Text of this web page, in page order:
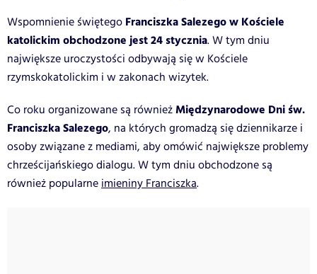
Wspomnienie świętego Franciszka Salezego w Kościele
katolickim obchodzone jest 24 stycznia. W tym dniu
największe uroczystości odbywają się w Kościele
rzymskokatolickim i w zakonach wizytek.
Co roku organizowane są równieżMiędzynarodowe Dni św.
Franciszka Salezego, na których gromadzą się dziennikarze i
osoby związane z mediami, aby omówić największe problemy
chrześcijańskiego dialogu. W tym dniu obchodzone są
również popularneimieniny Franciszka.